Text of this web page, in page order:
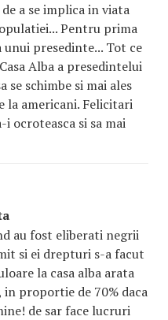
a se implica in viata
Pentru prima
presedinte... Tot ce
Alba a presedintelui
se schimbe si mai ales
la americani. Felicitari
i ocroteasca si sa mai
au fost eliberati negrii
si ei drepturi s-a facut
la casa alba arata
proportie de 70% daca
de sar face lucruri